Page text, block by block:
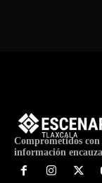
Comprometidos
información